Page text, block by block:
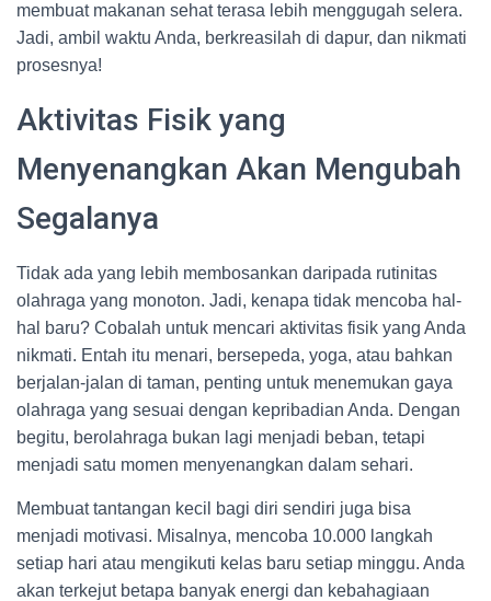
membuat makanan sehat terasa lebih menggugah selera.
Jadi, ambil waktu Anda, berkreasilah di dapur, dan nikmati
prosesnya!
Aktivitas Fisik yang
Menyenangkan Akan Mengubah
Segalanya
Tidak ada yang lebih membosankan daripada rutinitas
olahraga yang monoton. Jadi, kenapa tidak mencoba hal-
hal baru? Cobalah untuk mencari aktivitas fisik yang Anda
nikmati. Entah itu menari, bersepeda, yoga, atau bahkan
berjalan-jalan di taman, penting untuk menemukan gaya
olahraga yang sesuai dengan kepribadian Anda. Dengan
begitu, berolahraga bukan lagi menjadi beban, tetapi
menjadi satu momen menyenangkan dalam sehari.
Membuat tantangan kecil bagi diri sendiri juga bisa
menjadi motivasi. Misalnya, mencoba 10.000 langkah
setiap hari atau mengikuti kelas baru setiap minggu. Anda
akan terkejut betapa banyak energi dan kebahagiaan